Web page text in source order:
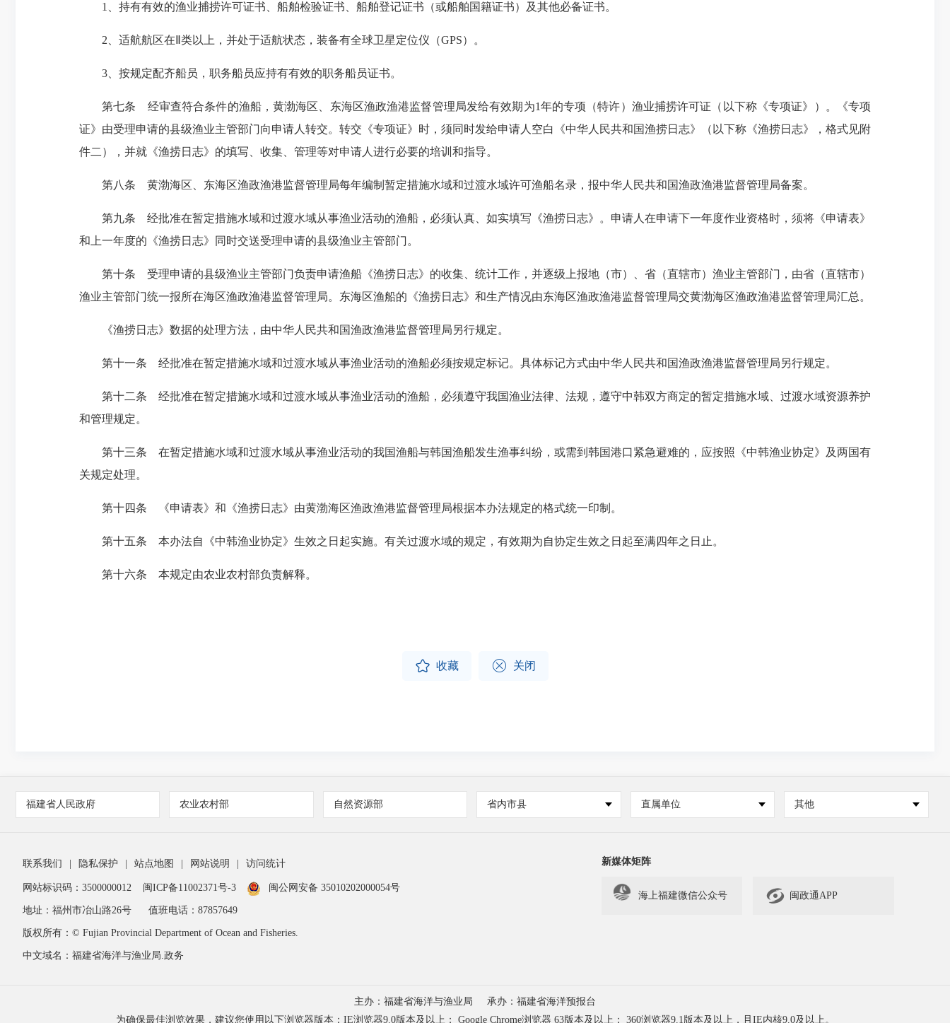
1、持有有效的渔业捕捞许可证书、船舶检验证书、船舶登记证书（或船舶国籍证书）及其他必备证书。
2、适航航区在Ⅱ类以上，并处于适航状态，装备有全球卫星定位仪（GPS）。
3、按规定配齐船员，职务船员应持有有效的职务船员证书。
第七条 经审查符合条件的渔船，黄渤海区、东海区渔政渔港监督管理局发给有效期为1年的专项（特许）渔业捕捞许可证（以下称《专项证》）。《专项
证》由受理申请的县级渔业主管部门向申请人转交。转交《专项证》时，须同时发给申请人空白《中华人民共和国渔捞日志》（以下称《渔捞日志》，格式见附
件二），并就《渔捞日志》的填写、收集、管理等对申请人进行必要的培训和指导。
第八条 黄渤海区、东海区渔政渔港监督管理局每年编制暂定措施水域和过渡水域许可渔船名录，报中华人民共和国渔政渔港监督管理局备案。
第九条 经批准在暂定措施水域和过渡水域从事渔业活动的渔船，必须认真、如实填写《渔捞日志》。申请人在申请下一年度作业资格时，须将《申请表》
和上一年度的《渔捞日志》同时交送受理申请的县级渔业主管部门。
第十条 受理申请的县级渔业主管部门负责申请渔船《渔捞日志》的收集、统计工作，并逐级上报地（市）、省（直辖市）渔业主管部门，由省（直辖市）
渔业主管部门统一报所在海区渔政渔港监督管理局。东海区渔船的《渔捞日志》和生产情况由东海区渔政渔港监督管理局交黄渤海区渔政渔港监督管理局汇总。
《渔捞日志》数据的处理方法，由中华人民共和国渔政渔港监督管理局另行规定。
第十一条 经批准在暂定措施水域和过渡水域从事渔业活动的渔船必须按规定标记。具体标记方式由中华人民共和国渔政渔港监督管理局另行规定。
第十二条 经批准在暂定措施水域和过渡水域从事渔业活动的渔船，必须遵守我国渔业法律、法规，遵守中韩双方商定的暂定措施水域、过渡水域资源养护
和管理规定。
第十三条 在暂定措施水域和过渡水域从事渔业活动的我国渔船与韩国渔船发生渔事纠纷，或需到韩国港口紧急避难的，应按照《中韩渔业协定》及两国有
关规定处理。
第十四条 《申请表》和《渔捞日志》由黄渤海区渔政渔港监督管理局根据本办法规定的格式统一印制。
第十五条 本办法自《中韩渔业协定》生效之日起实施。有关过渡水域的规定，有效期为自协定生效之日起至满四年之日止。
第十六条 本规定由农业农村部负责解释。
 收藏  关闭
福建省人民政府 农业农村部 自然资源部 省内市县 直属单位 其他
联系我们 隐私保护 站点地图 网站说明 访问统计
网站标识码：3500000012 闽ICP备11002371号-3 闽公网安备 35010202000054号
地址：福州市冶山路26号 值班电话：87857649
版权所有：© Fujian Provincial Department of Ocean and Fisheries.
中文域名：福建省海洋与渔业局.政务
新媒体矩阵
海上福建微信公众号  闽政通APP
主办：福建省海洋与渔业局
承办：福建省海洋预报台
为确保最佳浏览效果，建议您使用以下浏览器版本：IE浏览器9.0版本及以上； Google Chrome浏览器 63版本及以上； 360浏览器9.1版本及以上，且IE内核9.0及以上。